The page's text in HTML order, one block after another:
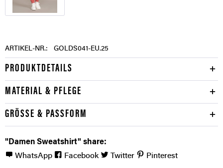
ARTIKEL-NR.: GOLDS041-EU.25
PRODUKTDETAILS
MATERIAL & PFLEGE
GRÖSSE & PASSFORM
"Damen Sweatshirt" share:
WhatsApp
Facebook Twitter Pinterest